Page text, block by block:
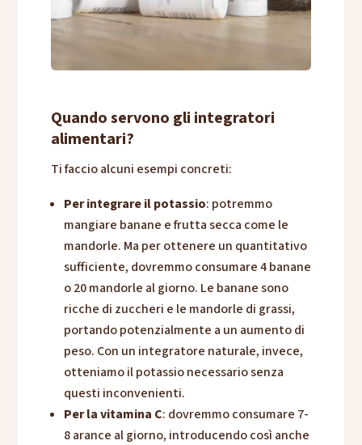
Quando servono gli integratori
alimentari?
Ti faccio alcuni esempi concreti:
Per integrare il potassio: potremmo
mangiare banane e frutta secca come le
mandorle. Ma per ottenere un quantitativo
sufficiente, dovremmo consumare 4 banane
o 20 mandorle al giorno. Le banane sono
ricche di zuccheri e le mandorle di grassi,
portando potenzialmente a un aumento di
peso. Con un integratore naturale, invece,
otteniamo il potassio necessario senza
questi inconvenienti.
Per la vitamina C: dovremmo consumare 7-
8 arance al giorno, introducendo così anche